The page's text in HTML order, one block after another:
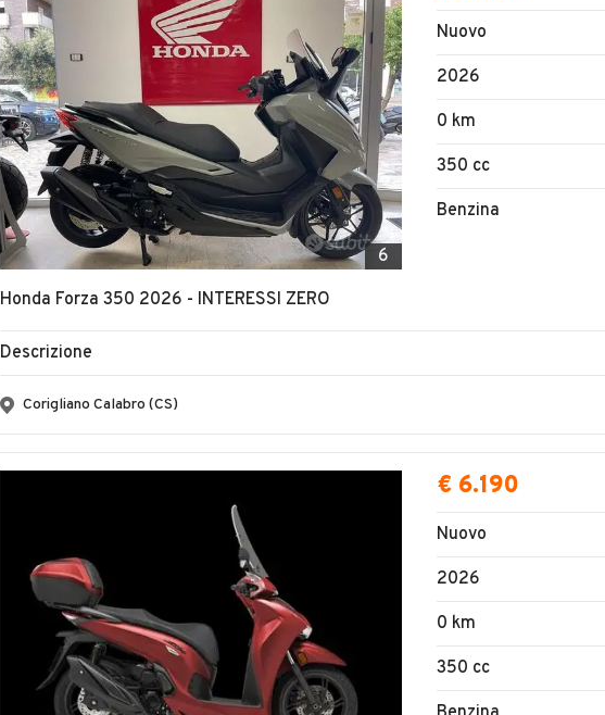
6
Honda Forza 350 2026 - INTERESSI ZERO
Nuovo
2026
0 km
350 cc
Benzina
Descrizione
Corigliano Calabro (CS)
€ 6.190
Nuovo
2026
0 km
350 cc